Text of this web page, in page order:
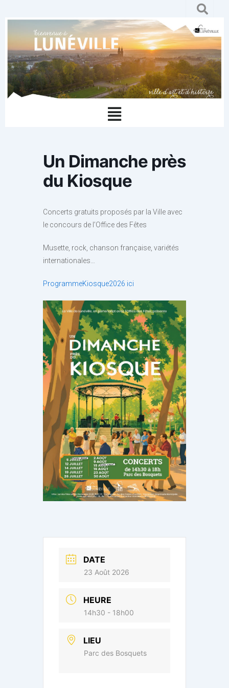
au
Menu
Un Dimanche près
du Kiosque
Concerts gratuits proposés par la Ville avec
le concours de l’Office des Fêtes
Musette, rock, chanson française, variétés
internationales…
ProgrammeKiosque2026 ici
DATE
23 Août 2026
HEURE
14h30 - 18h00
LIEU
Parc des Bosquets